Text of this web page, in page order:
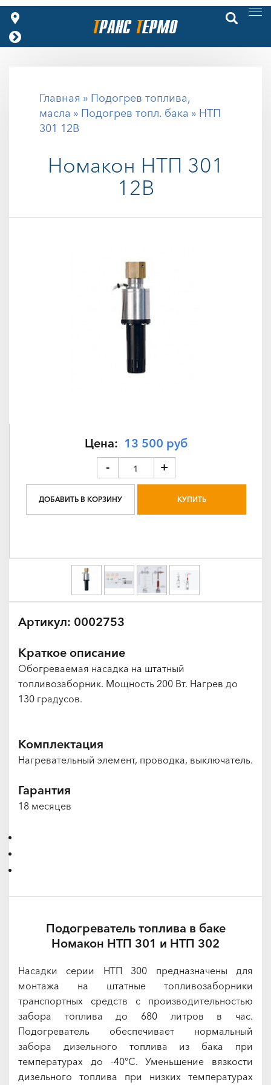
Главная » Подогрев топлива,
масла » Подогрев топл. бака » НТП
301 12В
Номакон НТП 301
12В
Цена: 13 500 руб
+
-
ДОБАВИТЬ В КОРЗИНУ КУПИТЬ
Артикул: 0002753
Краткое описание
Обогреваемая насадка на штатный
топливозаборник. Мощность 200 Вт. Нагрев до
130 градусов.
Комплектация
Нагревательный элемент, проводка, выключатель.
Гарантия
18 месяцев
Подогреватель топлива в баке
Номакон НТП 301 и НТП 302
Насадки серии НТП 300 предназначены для
монтажа на штатные топливозаборники
транспортных средств с производительностью
забора топлива до 680 литров в час.
Подогреватель обеспечивает нормальный
забора дизельного топлива из бака при
температурах до -40°C. Уменьшение вязкости
дизельного топлива при низких температурах